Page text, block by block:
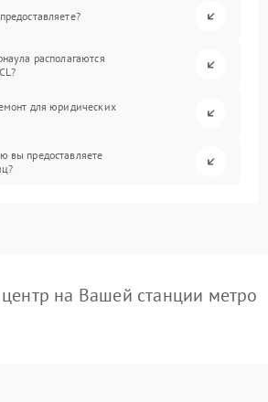
располагаются
для юридических
вы предоставляете
на Вашей станции метро